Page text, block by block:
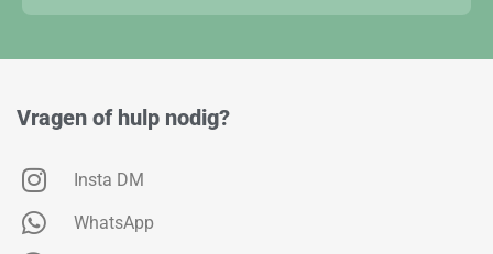
Vragen of hulp nodig?
Insta DM
WhatsApp